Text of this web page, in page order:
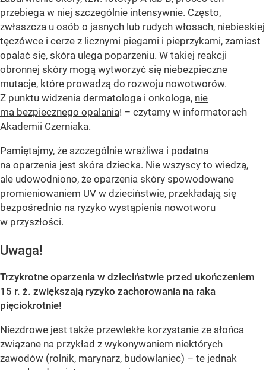
przebiega w niej szczególnie intensywnie. Często,
zwłaszcza u osób o jasnych lub rudych włosach, niebieskiej
tęczówce i cerze z licznymi piegami i pieprzykami, zamiast
opalać się, skóra ulega poparzeniu. W takiej reakcji
obronnej skóry mogą wytworzyć się niebezpieczne
mutacje, które prowadzą do rozwoju nowotworów.
Z punktu widzenia dermatologa i onkologa, nie
ma bezpiecznego opalania! – czytamy w informatorach
Akademii Czerniaka.
Pamiętajmy, że szczególnie wrażliwa i podatna
na oparzenia jest skóra dziecka. Nie wszyscy to wiedzą,
ale udowodniono, że oparzenia skóry spowodowane
promieniowaniem UV w dzieciństwie, przekładają się
bezpośrednio na ryzyko wystąpienia nowotworu
w przyszłości.
Uwaga!
Trzykrotne oparzenia w dzieciństwie przed ukończeniem
15 r. ż. zwiększają ryzyko zachorowania na raka
pięciokrotnie!
Niezdrowe jest także przewlekłe korzystanie ze słońca
związane na przykład z wykonywaniem niektórych
zawodów (rolnik, marynarz, budowlaniec) – te jednak